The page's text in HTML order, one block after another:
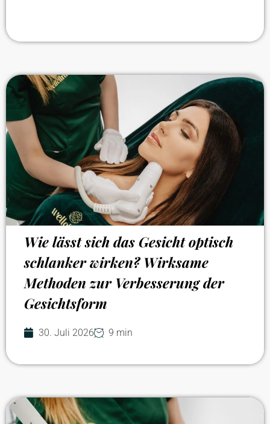
Wie lässt sich das Gesicht optisch
schlanker wirken? Wirksame
Methoden zur Verbesserung der
Gesichtsform
30. Juli 2026 9 min